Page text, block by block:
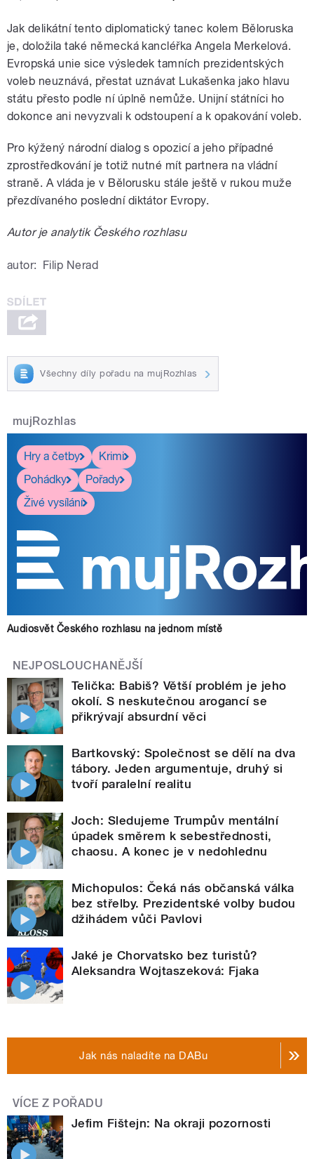
Jak delikátní tento diplomatický tanec kolem Běloruska
je, doložila také německá kancléřka Angela Merkelová.
Evropská unie sice výsledek tamních prezidentských
voleb neuznává, přestat uznávat Lukašenka jako hlavu
státu přesto podle ní úplně nemůže. Unijní státníci ho
dokonce ani nevyzvali k odstoupení a k opakování voleb.
Pro kýžený národní dialog s opozicí a jeho případné
zprostředkování je totiž nutné mít partnera na vládní
straně. A vláda je v Bělorusku stále ještě v rukou muže
přezdívaného poslední diktátor Evropy.
Autor je analytik Českého rozhlasu
autor: Filip Nerad
Všechny díly pořadu na mujRozhlas
mujRozhlas
Hry a četby
Krimi
Pohádky
Pořady
Živé vysílání
Audiosvět Českého rozhlasu na jednom místě
NEJPOSLOUCHANĚJŠÍ
Telička: Babiš? Větší problém je jeho
okolí. S neskutečnou arogancí se
přikrývají absurdní věci
Bartkovský: Společnost se dělí na dva
tábory. Jeden argumentuje, druhý si
tvoří paralelní realitu
Joch: Sledujeme Trumpův mentální
úpadek směrem k sebestřednosti,
chaosu. A konec je v nedohlednu
Michopulos: Čeká nás občanská válka
bez střelby. Prezidentské volby budou
džihádem vůči Pavlovi
Jaké je Chorvatsko bez turistů?
Aleksandra Wojtaszeková: Fjaka
Jak nás naladíte na DABu
VÍCE Z POŘADU
Jefim Fištejn: Na okraji pozornosti